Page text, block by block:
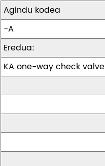
Agindu kodea
-A
Eredua:
KA one-way check valve